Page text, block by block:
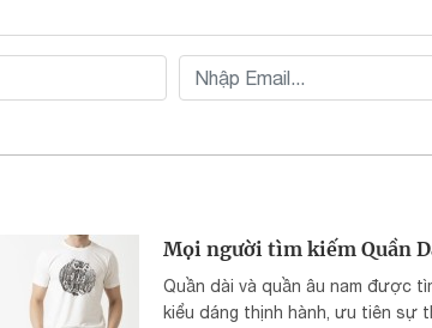
Mọi người tìm kiếm Quần
Quần dài và quần âu nam được
kiểu dáng thịnh hành, ưu tiên sự